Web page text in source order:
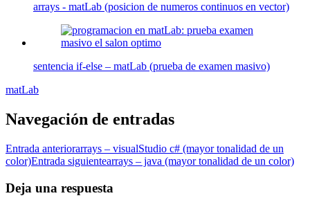
arrays - matLab (posicion de numeros continuos en vector)
sentencia if-else – matLab (prueba de examen masivo)
matLab
Navegación de entradas
Entrada anteriorarrays – visualStudio c# (mayor tonalidad de un
color)Entrada siguientearrays – java (mayor tonalidad de un color)
Deja una respuesta